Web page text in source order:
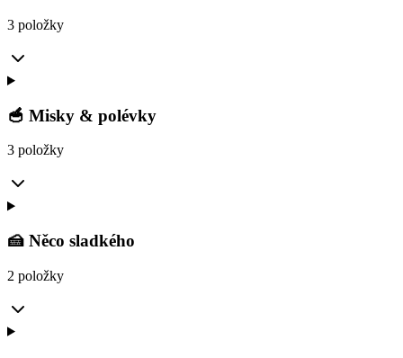
3 položky
🥣 Misky & polévky
3 položky
🍰 Něco sladkého
2 položky